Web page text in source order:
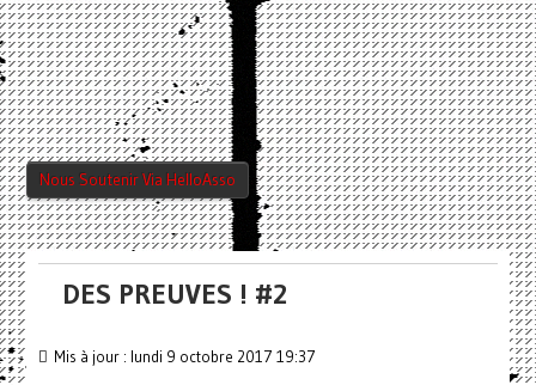
Nous Soutenir Via HelloAsso
DES PREUVES ! #2
Mis à jour : lundi 9 octobre 2017 19:37